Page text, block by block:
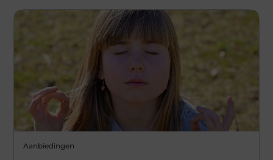
Aanbiedingen